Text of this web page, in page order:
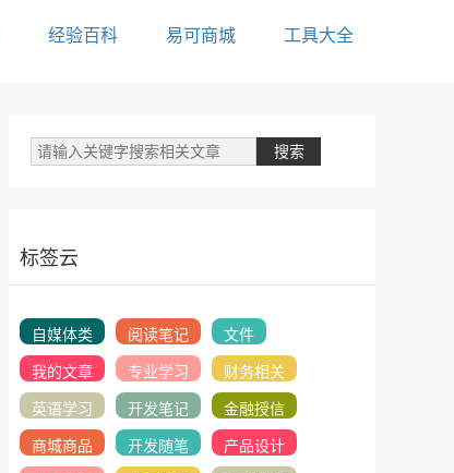
经验百科 易可商城 工具大全
标签云
自媒体类 阅读笔记 文件
我的文章 专业学习 财务相关
英语学习 开发笔记 金融授信
商城商品 开发随笔 产品设计